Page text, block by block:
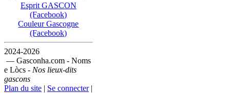
Esprit GASCON
(Facebook)
Couleur Gascogne
(Facebook)
2024-2026
— Gasconha.com - Noms
e Lòcs - Nos lieux-dits
gascons
Plan du site | Se connecter|